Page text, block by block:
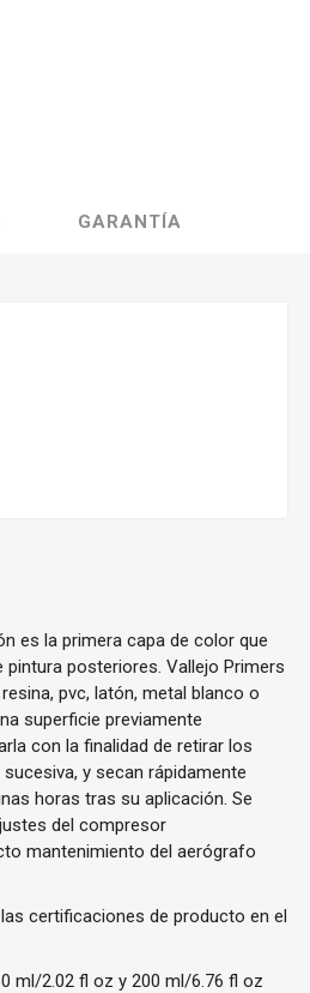
GARANTÍA
es la primera capa de color que
posteriores. Vallejo Primers
pvc, latón, metal blanco o
superficie previamente
con la finalidad de retirar los
y secan rápidamente
horas tras su aplicación. Se
del compresor
mantenimiento del aerógrafo
certificaciones de producto en el
ml/2.02 fl oz y 200 ml/6.76 fl oz